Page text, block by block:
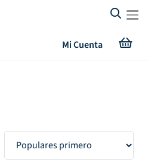
Mi Cuenta